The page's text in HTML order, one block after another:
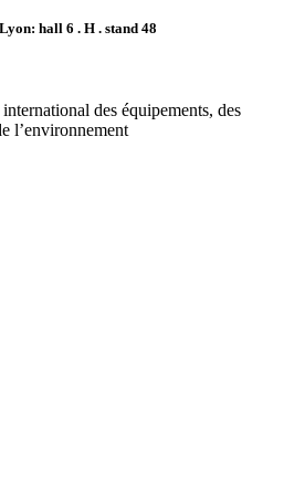
hall 6 . H . stand 48
des équipements, des
l’environnement